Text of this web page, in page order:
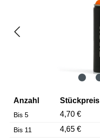
Anzahl Stückpreis
Bis 5 4,70 €
Bis 11 4,65 €